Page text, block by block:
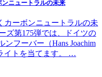
ニュートラルの未来
カーボンニュートラルの未
ズ第175弾では、ドイツの
フーバー（Hans Joachim
イトを当てます。 …